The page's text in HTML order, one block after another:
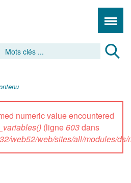
numeric value encountered
(ligne603dans
web52/web/sites/all/modules/